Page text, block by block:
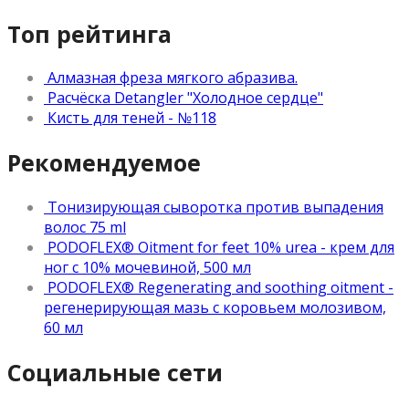
Топ рейтинга
Алмазная фреза мягкого абразива.
Расчёска Detangler "Холодное сердце"
Кисть для теней - №118
Рекомендуемое
Тонизирующая сыворотка против выпадения
волос 75 ml
PODOFLEX® Oitment for feet 10% urea - крем для
ног с 10% мочевиной, 500 мл
PODOFLEX® Regenerating and soothing oitment -
регенерирующая мазь с коровьем молозивом,
60 мл
Социальные сети